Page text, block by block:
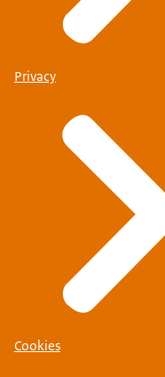
Privacy
Cookies